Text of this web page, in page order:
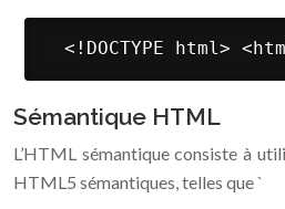
<!DOCTYPE html>
Sémantique HTML
L’HTML sémantique consiste à
HTML5 sémantiques, telles que `